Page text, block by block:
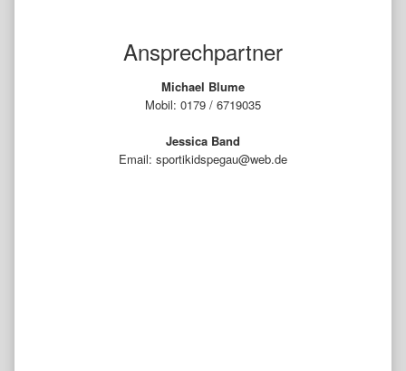
Ansprechpartner
Michael Blume
Mobil: 0179 / 6719035
Jessica Band
Email: sportikidspegau@web.de